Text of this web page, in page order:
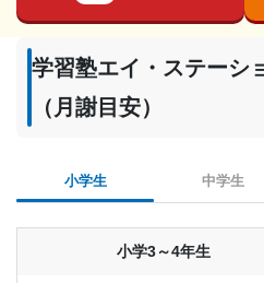
学習塾エイ・ステーシ
（月謝目安）
小学生 中学生
小学3～4年生